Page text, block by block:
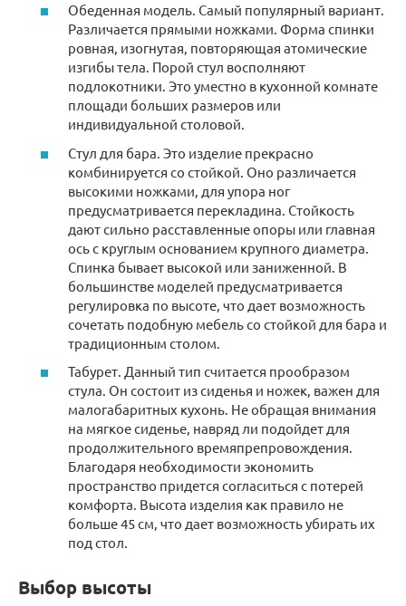
Обеденная модель. Самый популярный вариант.
Различается прямыми ножками. Форма спинки
ровная, изогнутая, повторяющая атомические
изгибы тела. Порой стул восполняют
подлокотники. Это уместно в кухонной комнате
площади больших размеров или
индивидуальной столовой.
Стул для бара. Это изделие прекрасно
комбинируется со стойкой. Оно различается
высокими ножками, для упора ног
предусматривается перекладина. Стойкость
дают сильно расставленные опоры или главная
ось с круглым основанием крупного диаметра.
Спинка бывает высокой или заниженной. В
большинстве моделей предусматривается
регулировка по высоте, что дает возможность
сочетать подобную мебель со стойкой для бара и
традиционным столом.
Табурет. Данный тип считается прообразом
стула. Он состоит из сиденья и ножек, важен для
малогабаритных кухонь. Не обращая внимания
на мягкое сиденье, навряд ли подойдет для
продолжительного времяпрепровождения.
Благодаря необходимости экономить
пространство придется согласиться с потерей
комфорта. Высота изделия как правило не
больше 45 см, что дает возможность убирать их
под стол.
Выбор высоты